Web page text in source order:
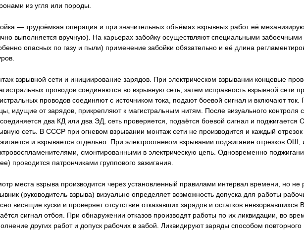
из угля или породы.
— трудоёмкая операция и при значительных объёмах взрывных работ её
выполняется вручную). На карьерах забойку осуществляют специальными
опасных по газу и пыли) применение забойки обязательно и её длина
взрывной сети и инициирование зарядов. При электрическом взрывании концевые
проводов соединяются во взрывную сеть, затем исправность взрывной сети
проводов соединяют с источником тока, подают боевой сигнал и включают
идущие от зарядов, прикрепляют к магистральным нитям. После визуального контроля
два КД или два ЭД, сеть проверяется, подаётся боевой сигнал и поджигается
сеть. В CCCP при огневом взрывании монтаж сети не производится и каждый
и взрывается отдельно. При электроогневом взрывании поджигание отрезков
смонтированными в электрическую цепь. Одновременно
проводится патрончиками группового зажигания.
места взрыва производится через установленный правилами интервал времени, но не
(руководитель взрыва) визуально определяет возможность допуска для работы
висящие куски и проверяет отсутствие отказавших зарядов и остатков невзорвавшихся
сигнал отбоя. При обнаружении отказов производят работы по их ликвидации, во
других работ и допуск рабочих в забой. Ликвидируют заряды способом повторного